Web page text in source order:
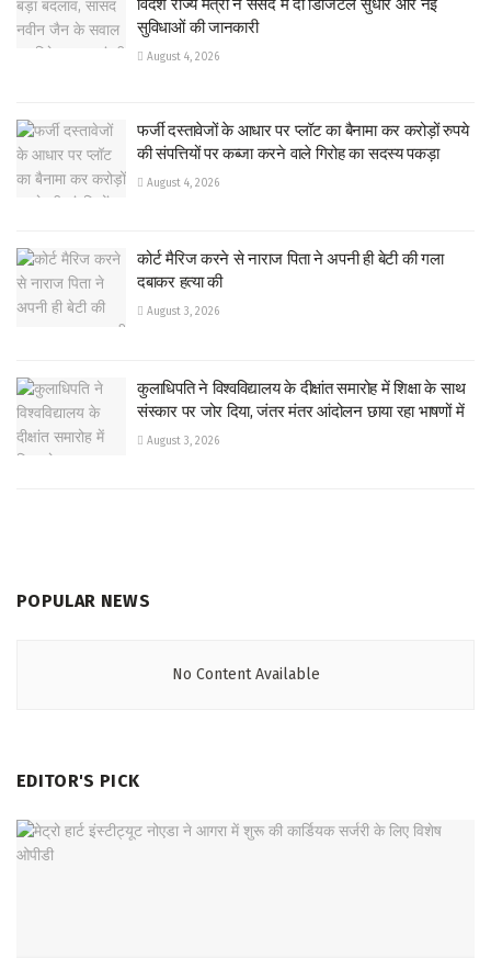
सुविधाओं की जानकारी
August 4, 2026
फर्जी दस्तावेजों के आधार पर प्लॉट का बैनामा कर करोड़ों रुपये
की संपत्तियों पर कब्जा करने वाले गिरोह का सदस्य पकड़ा
August 4, 2026
कोर्ट मैरिज करने से नाराज पिता ने अपनी ही बेटी की गला
दबाकर हत्या की
August 3, 2026
कुलाधिपति ने विश्वविद्यालय के दीक्षांत समारोह में शिक्षा के साथ
संस्कार पर जोर दिया, जंतर मंतर आंदोलन छाया रहा भाषणों में
August 3, 2026
POPULAR NEWS
No Content Available
EDITOR'S PICK